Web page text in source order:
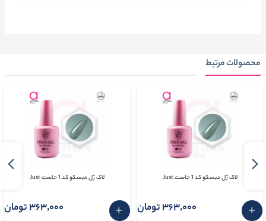
محصولات مرتبط
لاک ژل دیسکو کد 1 جاست Just
363٬000 تومان
لاک ژل دیسکو کد 1 جاست Just
363٬000 تومان